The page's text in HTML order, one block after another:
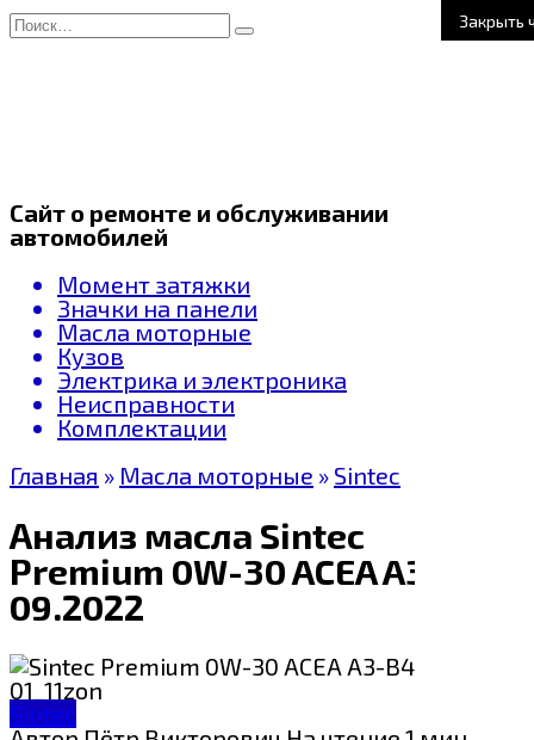
Закрыть
Перейти
к
Search
for:
Сайт о ремонте и обслуживании
автомобилей
Момент затяжки
Значки на панели
Масла моторные
Кузов
Электрика и электроника
Неисправности
Комплектации
Главная » Масла моторные » Sintec
Анализ масла Sintec
Premium 0W-30 ACEA A3/B4
09.2022
Sintec